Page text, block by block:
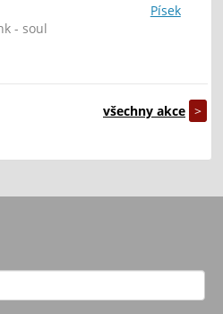
- soul
Písek
všechny akce >